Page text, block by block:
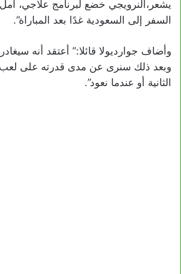
يشعر،النرويجي خضع لبرنامج علاجي،
السفر إلى السعودية غدًا بعد المباراة”.
وأضاف جوارديولا قائلا:” أعتقد أنه
وبعد ذلك سنرى عن مدى قدرته على لعب
الثانية أو عندما نعود”.